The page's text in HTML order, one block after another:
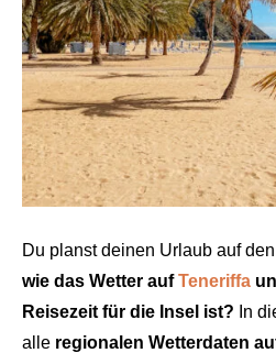
Du planst deinen Urlaub auf
wie das Wetter aufTeneriffa
Reisezeit für die Insel ist? In
alle regionalen Wetterdaten